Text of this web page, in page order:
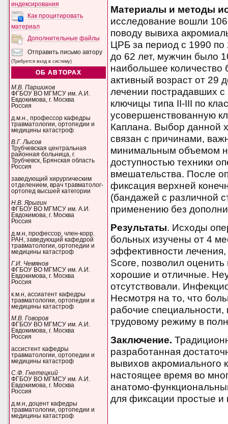
индексирования
Как процитировать
материал
Дополнительные файлы
Отправить письмо автору
(Требуется вход в систему)
ОБ АВТОРАХ
М.В. Паршиков
ФГБОУ ВО МГМСУ им. А.И.
Евдокимова, г. Москва
Россия
д.м.н., профессор кафедры
травматологии, ортопедии и
медицины катастроф
В.Г. Лысов
Трубчевская центральная
районная больница, г.
Трубчевск, Брянская область
Россия
заведующий хирургическим
отделением, врач травматолог-
ортопед высшей категории
Н.В. Ярыгин
ФГБОУ ВО МГМСУ им. А.И.
Евдокимова, г. Москва
Россия
д.м.н, профессор, член-корр.
РАН, заведующий кафедрой
травматологии, ортопедии и
медицины катастроф
Г.И. Чемянов
ФГБОУ ВО МГМСУ им. А.И.
Евдокимова, г. Москва
Россия
к.м.н, ассиатент кафедры
травматологии, ортопедии и
медицины катастроф
М.В. Говоров
ФГБОУ ВО МГМСУ им. А.И.
Евдокимова, г. Москва
Россия
ассистент кафедры
травматологии, ортопедии и
медицины катастроф
С.Ф. Гнетецкий
ФГБОУ ВО МГМСУ им. А.И.
Евдокимова, г. Москва
Россия
д.м.н, доцент кафедры
травматологии, ортопедии и
медицины катастроф
Материалы и методы
исследование вошли
поводу вывиха
ЦРБ за период с 1990 по
до 62 лет, мужчин было
наибольшее
активный возраст от 29
лечении пострадавших
ключицы типа II-III по
усовершенствованную
Каплана. Выбор данной
связан с причинами,
минимальным объемом
доступностью техники
вмешательства. После
фиксация верхней
(бандажей с различной
применению без
Результаты. Исходы
больных изучены от 4
эффективности
Score, позволил
хорошие и отличные.
отсутствовали.
Несмотря на то, что
рабочие
трудовому режиму в
Заключение.
разработанная
вывихов акромиального
настоящее время во
анатомо-
для фиксации простые и